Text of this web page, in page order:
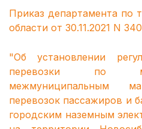
Приказ департамента по
области от 30.11.2021 N
"Об установлении
перевозки по
межмуниципальным
перевозок пассажиров и
городским наземным